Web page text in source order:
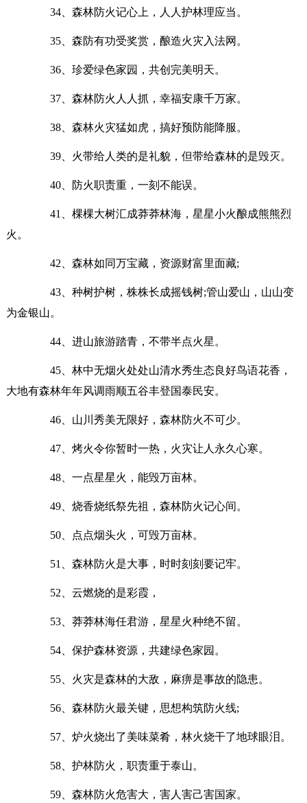
34、森林防火记心上，人人护林理应当。
35、森防有功受奖赏，酿造火灾入法网。
36、珍爱绿色家园，共创完美明天。
37、森林防火人人抓，幸福安康千万家。
38、森林火灾猛如虎，搞好预防能降服。
39、火带给人类的是礼貌，但带给森林的是毁灭。
40、防火职责重，一刻不能误。
41、棵棵大树汇成莽莽林海，星星小火酿成熊熊烈
火。
42、森林如同万宝藏，资源财富里面藏;
43、种树护树，株株长成摇钱树;管山爱山，山山变
为金银山。
44、进山旅游踏青，不带半点火星。
45、林中无烟火处处山清水秀生态良好鸟语花香，
大地有森林年年风调雨顺五谷丰登国泰民安。
46、山川秀美无限好，森林防火不可少。
47、烤火令你暂时一热，火灾让人永久心寒。
48、一点星星火，能毁万亩林。
49、烧香烧纸祭先祖，森林防火记心间。
50、点点烟头火，可毁万亩林。
51、森林防火是大事，时时刻刻要记牢。
52、云燃烧的是彩霞，
53、莽莽林海任君游，星星火种绝不留。
54、保护森林资源，共建绿色家园。
55、火灾是森林的大敌，麻痹是事故的隐患。
56、森林防火最关键，思想构筑防火线;
57、炉火烧出了美味菜肴，林火烧干了地球眼泪。
58、护林防火，职责重于泰山。
59、森林防火危害大，害人害己害国家。